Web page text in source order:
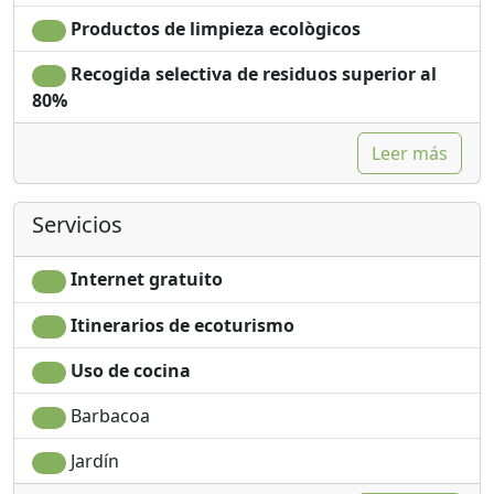
Productos de limpieza ecològicos
Recogida selectiva de residuos superior al
80%
Leer más
Servicios
Internet gratuito
Itinerarios de ecoturismo
Uso de cocina
Barbacoa
Jardín